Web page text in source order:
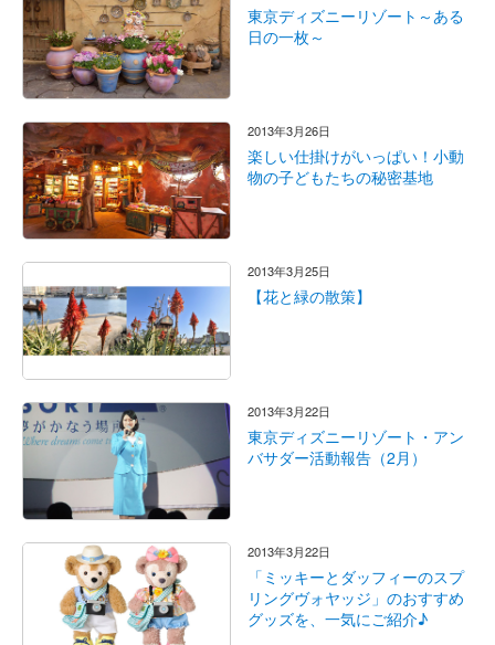
東京ディズニーリゾート～ある
日の一枚～
2013年3月26日
楽しい仕掛けがいっぱい！小動
物の子どもたちの秘密基地
2013年3月25日
【花と緑の散策】
2013年3月22日
東京ディズニーリゾート・アン
バサダー活動報告（2月）
2013年3月22日
「ミッキーとダッフィーのスプ
リングヴォヤッジ」のおすすめ
グッズを、一気にご紹介♪